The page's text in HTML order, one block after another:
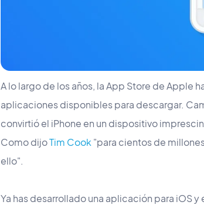
A lo largo de los años, la App Store de Apple
aplicaciones disponibles para descargar.
convirtió el iPhone en un dispositivo
Como dijoTim Cook "para cientos de
ello".
Ya has desarrollado una aplicación para iOS